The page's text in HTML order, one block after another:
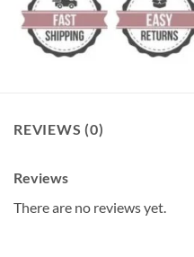
REVIEWS (0)
Reviews
There are no reviews yet.